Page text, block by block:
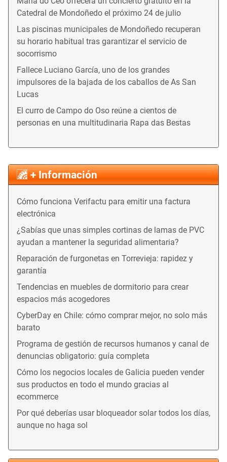
Catedral de Mondoñedo el próximo 24 de julio
Las piscinas municipales de Mondoñedo recuperan
su horario habitual tras garantizar el servicio de
socorrismo
Fallece Luciano García, uno de los grandes
impulsores de la bajada de los caballos de As San
Lucas
El curro de Campo do Oso reúne a cientos de
personas en una multitudinaria Rapa das Bestas
+ Información
Cómo funciona Verifactu para emitir una factura
electrónica
¿Sabías que unas simples cortinas de lamas de PVC
ayudan a mantener la seguridad alimentaria?
Reparación de furgonetas en Torrevieja: rapidez y
garantía
Tendencias en muebles de dormitorio para crear
espacios más acogedores
CyberDay en Chile: cómo comprar mejor, no solo más
barato
Programa de gestión de recursos humanos y canal de
denuncias obligatorio: guía completa
Cómo los negocios locales de Galicia pueden vender
sus productos en todo el mundo gracias al
ecommerce
Por qué deberías usar bloqueador solar todos los días,
aunque no haga sol